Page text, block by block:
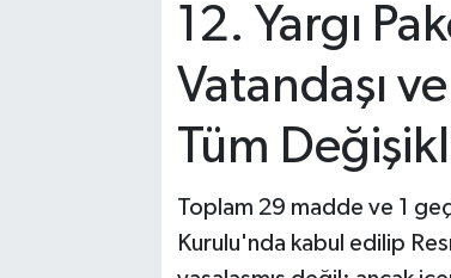
12. Yargı
Vatandaşı
Tüm
Toplam 29 madde ve 1
Kurulu'nda kabul edilip